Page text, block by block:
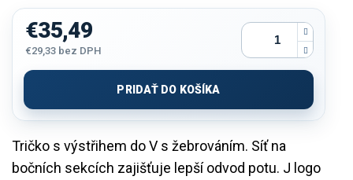
Tričko s výstřihem do V s žebrováním. Síť na
bočních sekcích zajišťuje lepší odvod potu. J logo
€35,49
€29,33 bez DPH
cena:
PRIDAŤ DO KOŠÍKA